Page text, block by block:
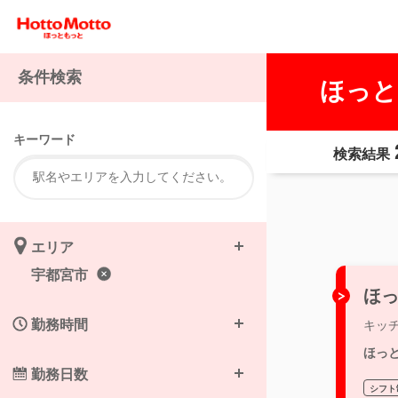
ほっ
検索結果
ほ
キッ
ほっ
シフ
条件検索
キーワード
エリア
宇都宮市
勤務時間
勤務日数